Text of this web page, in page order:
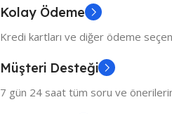
Kolay Ödeme
Kredi kartları ve diğer ödeme
Müşteri Desteği
7 gün 24 saat tüm soru ve